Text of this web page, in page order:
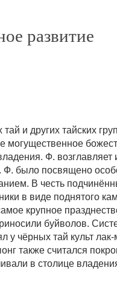
развитие
и других тайских
могущественное
Ф. возглавляет
Ф. было посвящено
В честь
в виде поднятого
крупное
буйволов.
у чёрных тай культ
также считался
в столице